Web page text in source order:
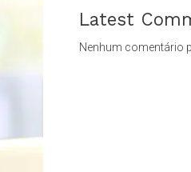
Latest
Nenhum comentário